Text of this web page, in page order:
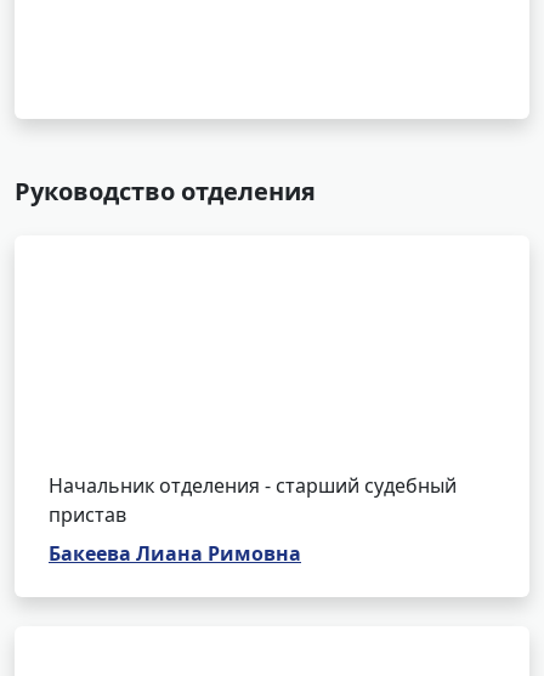
Руководство отделения
Начальник отделения - старший судебный
пристав
Бакеева Лиана Римовна